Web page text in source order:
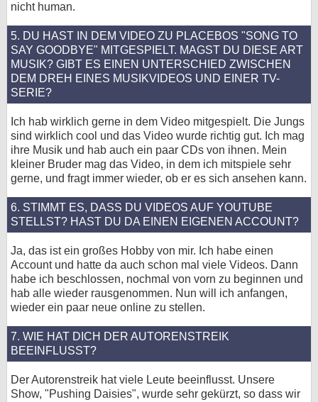
nicht human.
5. DU HAST IN DEM VIDEO ZU PLACEBOS "SONG TO
SAY GOODBYE" MITGESPIELT. MAGST DU DIESE ART
MUSIK? GIBT ES EINEN UNTERSCHIED ZWISCHEN
DEM DREH EINES MUSIKVIDEOS UND EINER TV-
SERIE?
Ich hab wirklich gerne in dem Video mitgespielt. Die Jungs
sind wirklich cool und das Video wurde richtig gut. Ich mag
ihre Musik und hab auch ein paar CDs von ihnen. Mein
kleiner Bruder mag das Video, in dem ich mitspiele sehr
gerne, und fragt immer wieder, ob er es sich ansehen kann.
6. STIMMT ES, DASS DU VIDEOS AUF YOUTUBE
STELLST? HAST DU DA EINEN EIGENEN ACCOUNT?
Ja, das ist ein großes Hobby von mir. Ich habe einen
Account und hatte da auch schon mal viele Videos. Dann
habe ich beschlossen, nochmal von vorn zu beginnen und
hab alle wieder rausgenommen. Nun will ich anfangen,
wieder ein paar neue online zu stellen.
7. WIE HAT DICH DER AUTORENSTREIK
BEEINFLUSST?
Der Autorenstreik hat viele Leute beeinflusst. Unsere
Show, "Pushing Daisies", wurde sehr gekürzt, so dass wir